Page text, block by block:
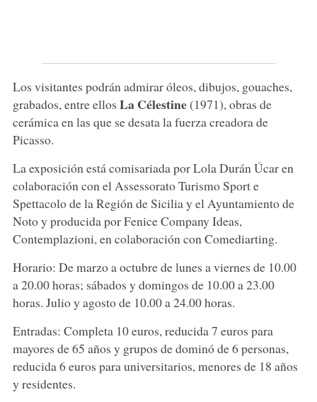
Los visitantes podrán admirar óleos, dibujos, gouaches,
grabados, entre ellos La Célestine(1971), obras de
cerámica en las que se desata la fuerza creadora de
Picasso.
La exposición está comisariada por Lola Durán Úcar en
colaboración con el Assessorato Turismo Sport e
Spettacolo de la Región de Sicilia y el Ayuntamiento de
Noto y producida por Fenice Company Ideas,
Contemplazioni, en colaboración con Comediarting.
Horario: De marzo a octubre de lunes a viernes de 10.00
a 20.00 horas; sábados y domingos de 10.00 a 23.00
horas. Julio y agosto de 10.00 a 24.00 horas.
Entradas: Completa 10 euros, reducida 7 euros para
mayores de 65 años y grupos de dominó de 6 personas,
reducida 6 euros para universitarios, menores de 18 años
y residentes.